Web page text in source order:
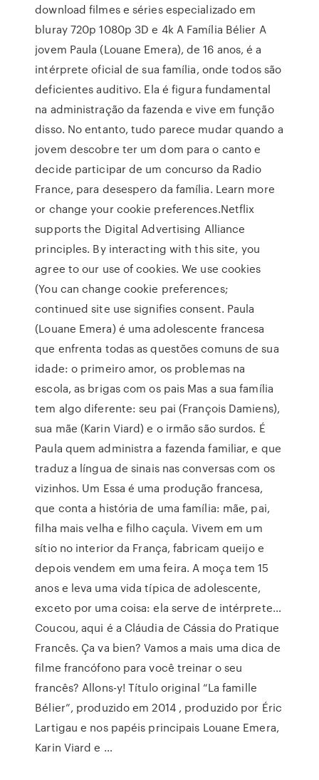
download filmes e séries especializado em
bluray 720p 1080p 3D e 4k A Família Bélier A
jovem Paula (Louane Emera), de 16 anos, é a
intérprete oficial de sua família, onde todos são
deficientes auditivo. Ela é figura fundamental
na administração da fazenda e vive em função
disso. No entanto, tudo parece mudar quando a
jovem descobre ter um dom para o canto e
decide participar de um concurso da Radio
France, para desespero da família. Learn more
or change your cookie preferences.Netflix
supports the Digital Advertising Alliance
principles. By interacting with this site, you
agree to our use of cookies. We use cookies
(You can change cookie preferences;
continued site use signifies consent. Paula
(Louane Emera) é uma adolescente francesa
que enfrenta todas as questões comuns de sua
idade: o primeiro amor, os problemas na
escola, as brigas com os pais Mas a sua família
tem algo diferente: seu pai (François Damiens),
sua mãe (Karin Viard) e o irmão são surdos. É
Paula quem administra a fazenda familiar, e que
traduz a língua de sinais nas conversas com os
vizinhos. Um Essa é uma produção francesa,
que conta a história de uma família: mãe, pai,
filha mais velha e filho caçula. Vivem em um
sítio no interior da França, fabricam queijo e
depois vendem em uma feira. A moça tem 15
anos e leva uma vida típica de adolescente,
exceto por uma coisa: ela serve de intérprete…
Coucou, aqui é a Cláudia de Cássia do Pratique
Francês. Ça va bien? Vamos a mais uma dica de
filme francófono para você treinar o seu
francês? Allons-y! Título original “La famille
Bélier”, produzido em 2014 , produzido por Éric
Lartigau e nos papéis principais Louane Emera,
Karin Viard e …